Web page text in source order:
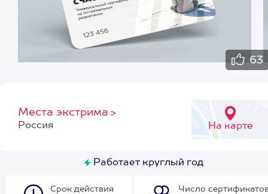
63
Места экстрима >
На карте
Россия
Работает круглый год
Срок действия
Число